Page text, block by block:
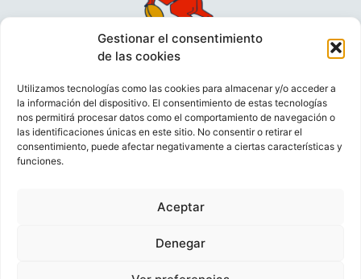
Gestionar el consentimiento
de las cookies
Utilizamos tecnologías como las cookies para almacenar y/o acceder a
la información del dispositivo. El consentimiento de estas tecnologías
nos permitirá procesar datos como el comportamiento de navegación o
las identificaciones únicas en este sitio. No consentir o retirar el
consentimiento, puede afectar negativamente a ciertas características y
funciones.
Aceptar
Denegar
VIDEOCONFERENCIAS
POLÍTICA DE PRIVACIDAD
CONTACTO